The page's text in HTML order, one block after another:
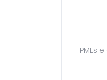
PMEs